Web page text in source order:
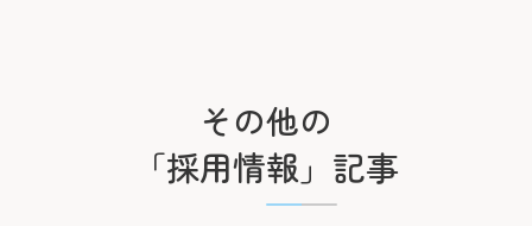
その他の
「採用情報」記事